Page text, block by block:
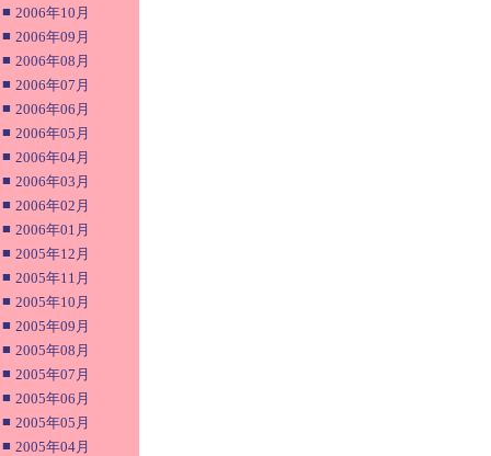
■ 2006年10月
■ 2006年09月
■ 2006年08月
■ 2006年07月
■ 2006年06月
■ 2006年05月
■ 2006年04月
■ 2006年03月
■ 2006年02月
■ 2006年01月
■ 2005年12月
■ 2005年11月
■ 2005年10月
■ 2005年09月
■ 2005年08月
■ 2005年07月
■ 2005年06月
■ 2005年05月
■ 2005年04月